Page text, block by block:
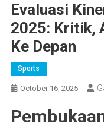
Evaluasi
2025: Kritik,
Ke Depan
Sports
October 16, 2025